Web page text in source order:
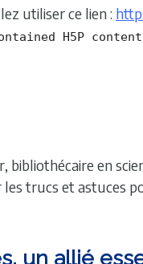
utiliser ce lien :
H5P
en
trucs et astuces
un allié